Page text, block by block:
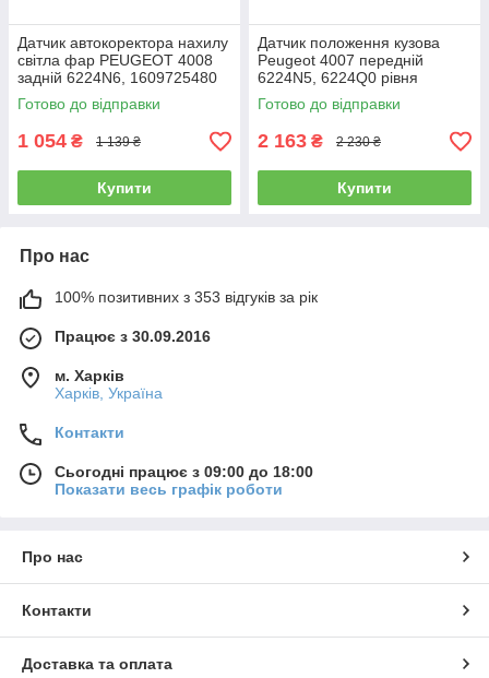
Датчик автокоректора нахилу
світла фар PEUGEOT 4008
задній 6224N6, 1609725480
рівня положення кузова
(AFS)
Готово до відправки
1 054 ₴ 1 139 ₴
Купити
Датчик положення кузова
Peugeot 4007 передній
6224N5, 6224Q0 рівня
коректора фар в зборі з
тягою
Готово до відправки
2 163 ₴ 2 230 ₴
Купити
Про нас
100% позитивних з 353 відгуків за рік
Працює з 30.09.2016
м. Харків
Харків, Україна
Контакти
Сьогодні працює з 09:00 до 18:00
Показати весь графік роботи
Про нас
Контакти
Доставка та оплата